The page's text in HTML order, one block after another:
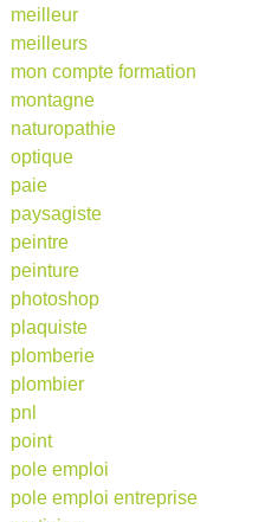
meilleur
meilleurs
mon compte formation
montagne
naturopathie
optique
paie
paysagiste
peintre
peinture
photoshop
plaquiste
plomberie
plombier
pnl
point
pole emploi
pole emploi entreprise